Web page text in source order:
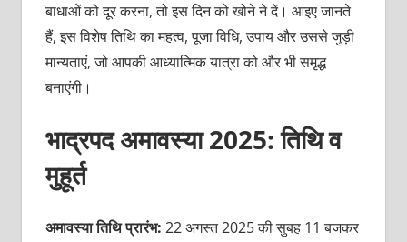
बाधाओं को दूर करना, तो इस दिन को खोने ने दें। आइए जानते
हैं, इस विशेष तिथि का महत्व, पूजा विधि, उपाय और उससे जुड़ी
मान्यताएं, जो आपकी आध्यात्मिक यात्रा को और भी समृद्ध
बनाएंगी।
भाद्रपद अमावस्या 2025: तिथि व
मुहूर्त
अमावस्या तिथि प्रारंभ: 22 अगस्त 2025 की सुबह 11 बजकर